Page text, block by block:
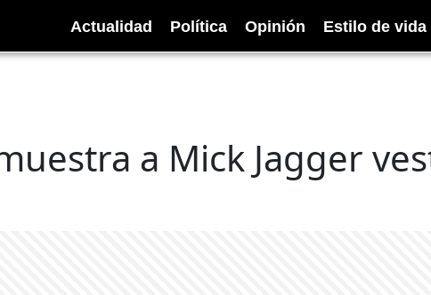
Actualidad Política Opinión Estilo de vida
a Mick Jagger